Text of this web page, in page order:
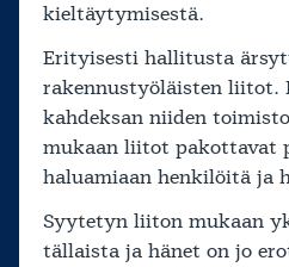
kieltäytymisestä.
Erityisesti hallitusta
rakennustyöläisten liitot.
kahdeksan niiden
mukaan liitot pakottavat
haluamiaan henkilöitä ja
Syytetyn liiton mukaan
tällaista ja hänet on jo